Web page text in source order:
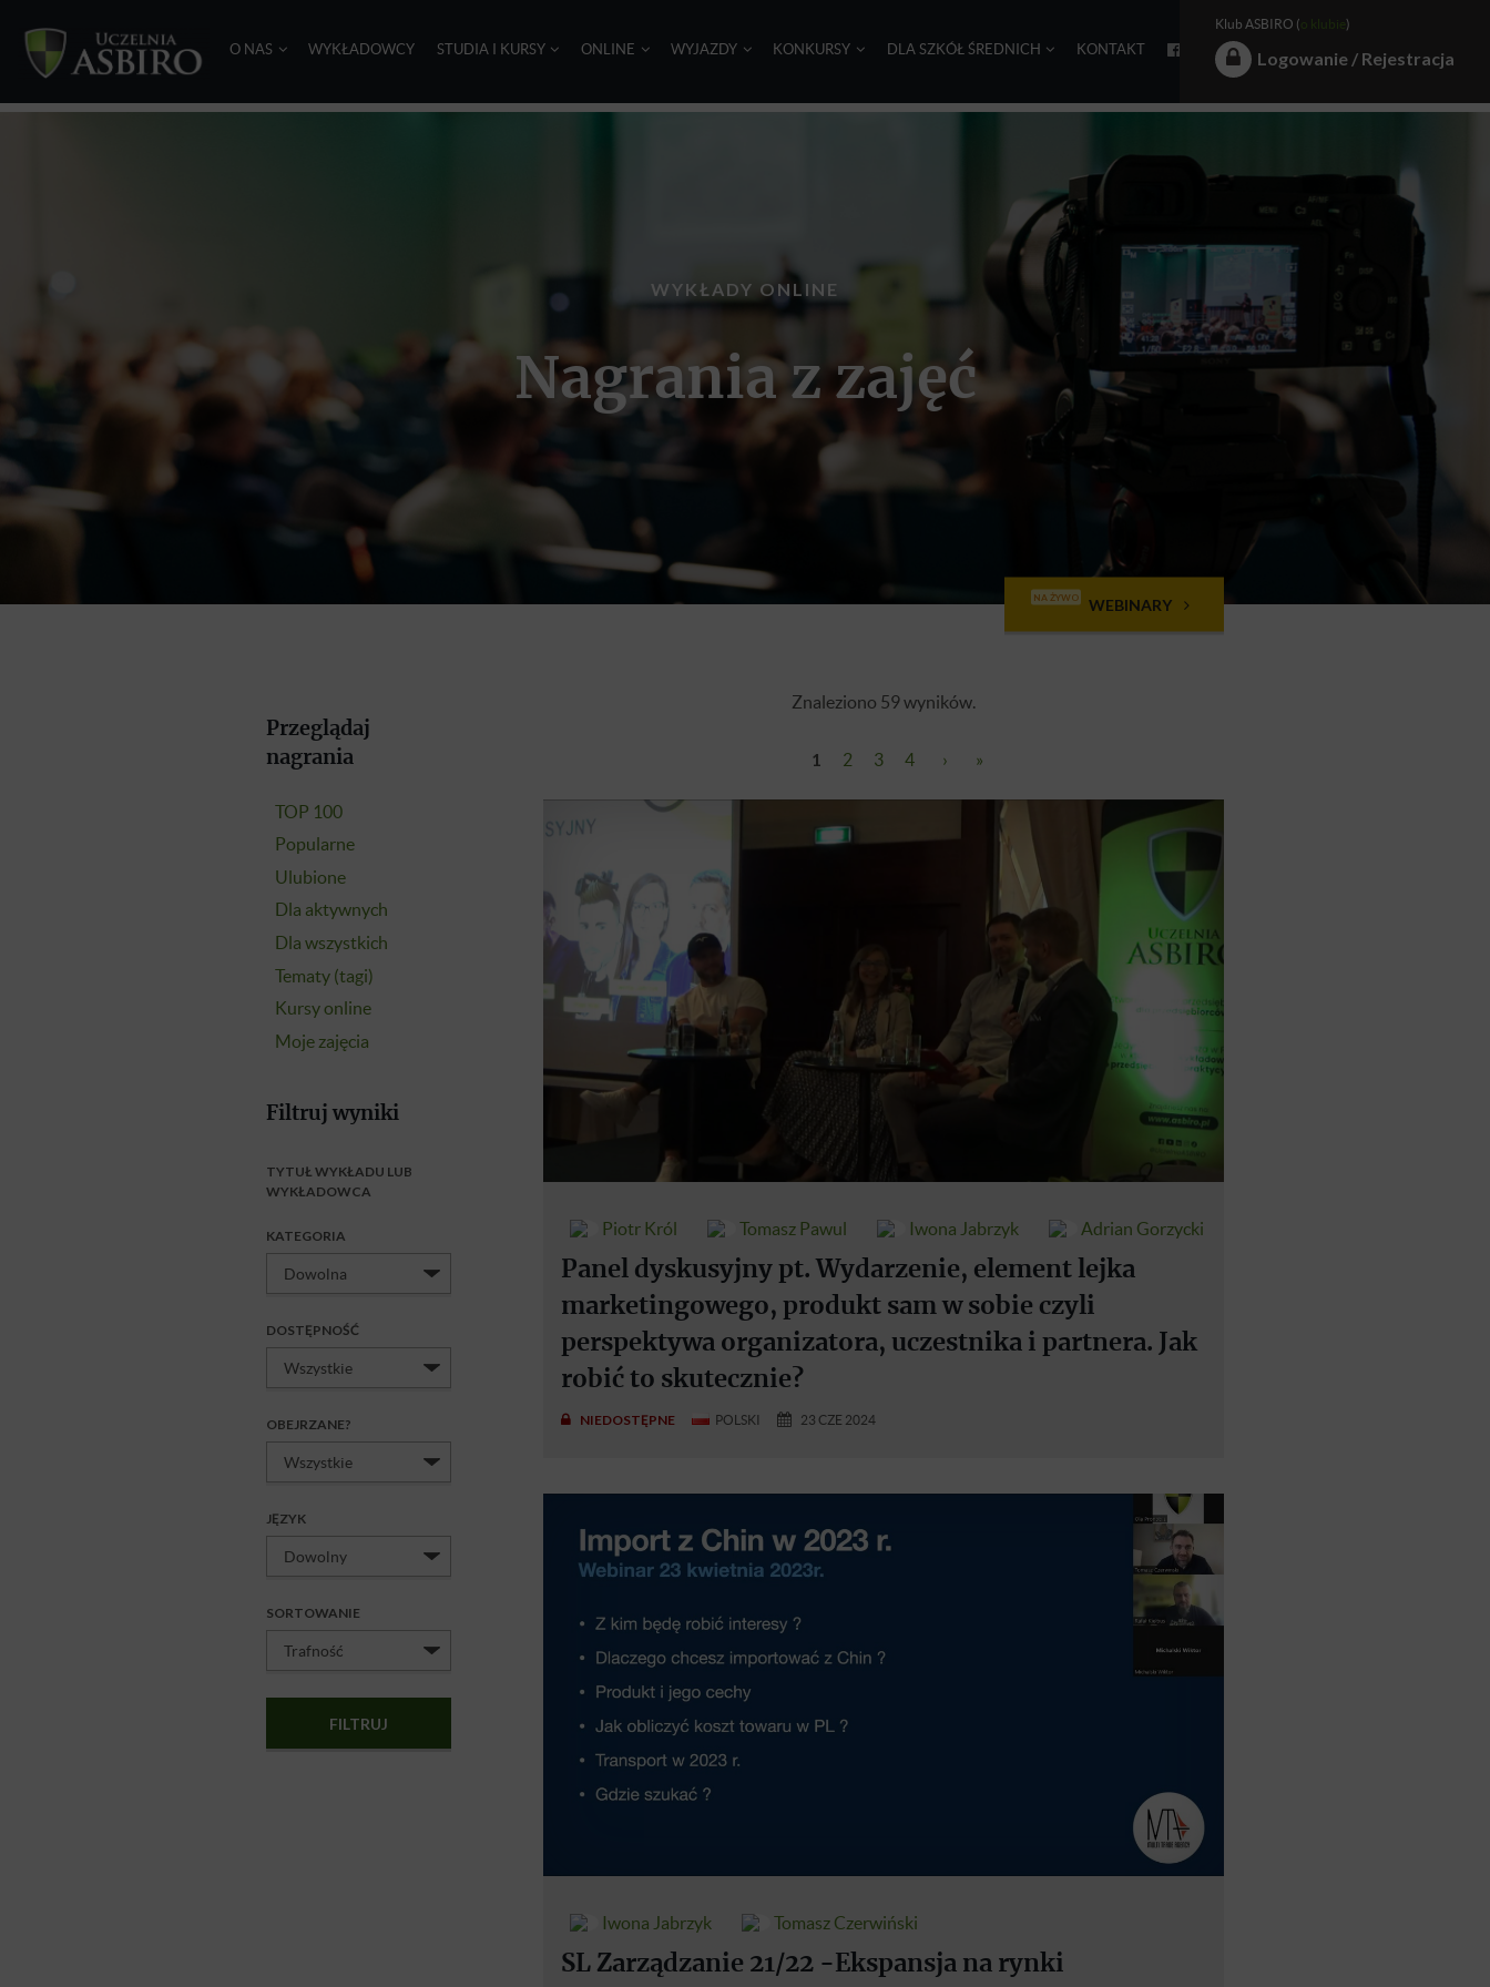
O NAS WYKŁADOWCY STUDIA I KURSY ONLINE WYJAZDY KONKURSY DLA SZKÓŁ ŚREDNICH KONTAKT
Klub ASBIRO ( o klubie)
Logowanie / Rejestracja
WYKŁADY ONLINE
Nagrania z zajęć
NA ŻYWO WEBINARY
Przeglądaj
nagrania
TOP 100
Popularne
Ulubione
Dla aktywnych
Dla wszystkich
Tematy (tagi)
Kursy online
Moje zajęcia
Filtruj wyniki
TYTUŁ WYKŁADU LUB
WYKŁADOWCA
KATEGORIA
DOSTĘPNOŚĆ
OBEJRZANE?
JĘZYK
SORTOWANIE
FILTRUJ
Znaleziono 59 wyników.
1 2 3 4 › »
Piotr Król Tomasz Pawul Iwona Jabrzyk Adrian Gorzycki
Panel dyskusyjny pt. Wydarzenie, element lejka
marketingowego, produkt sam w sobie czyli
perspektywa organizatora, uczestnika i partnera. Jak
robić to skutecznie?
NIEDOSTĘPNE POLSKI 23 CZE 2024
Iwona Jabrzyk Tomasz Czerwiński
SL Zarządzanie 21/22 -Ekspansja na rynki